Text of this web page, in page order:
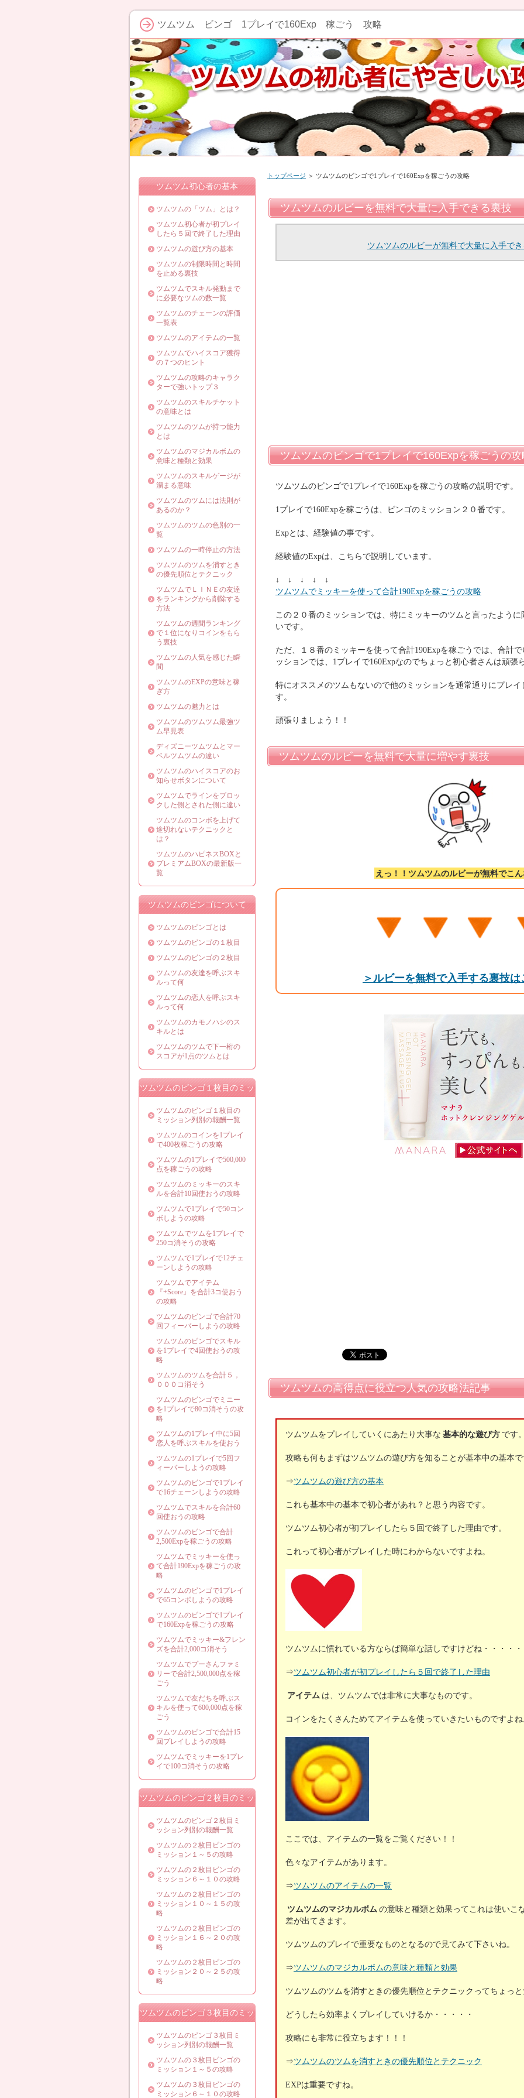
ツムツム ビンゴ 1プレイで160Exp 稼ごう 攻略
トップページ ＞ ツムツムのビンゴで1プレイで160Expを稼ごうの攻略
ツムツムのルビーを無料で大量に入手できる裏技
ツムツムのルビーが無料で大量に入手で
ツムツムのビンゴで1プレイで160Expを稼ごうの攻
ツムツムのビンゴで1プレイで160Expを稼ごうの攻略の説明です。
1プレイで160Expを稼ごうは、ビンゴのミッション２０番です。
Expとは、経験値の事です。
経験値のExpは、こちらで説明しています。
↓ ↓ ↓ ↓ ↓
ツムツムでミッキーを使って合計190Expを稼ごうの攻略
この２０番のミッションでは、特にミッキーのツムと言ったよう
いです。
ただ、１８番のミッキーを使って合計190Expを稼ごうでは、合計
ッションでは、1プレイで160Expなのでちょっと初心者さんは頑張
特にオススメのツムもないので他のミッションを通常通りにプレ
す。
頑張りましょう！！
ツムツムのルビーを無料で大量に増やす裏技
えっ！！ツムツムのルビーが無料でこ
＞ルビーを無料で入手する裏技は
ツムツムの高得点に役立つ人気の攻略法記事
ツムツムをプレイしていくにあたり大事な 基本的な遊び方 です
攻略も何もまずはツムツムの遊び方を知ることが基本中の基本
⇒ツムツムの遊び方の基本
これも基本中の基本で初心者があれ？と思う内容です。
ツムツム初心者が初プレイしたら５回で終了した理由です。
これって初心者がプレイした時にわからないですよね。
ツムツムに慣れている方ならば簡単な話しですけどね・・・・
⇒ツムツム初心者が初プレイしたら５回で終了した理由
アイテム は、ツムツムでは非常に大事なものです。
コインをたくさんためてアイテムを使っていきたいものですよ
ここでは、アイテムの一覧をご覧ください！！
色々なアイテムがあります。
⇒ツムツムのアイテムの一覧
ツムツムのマジカルボム の意味と種類と効果ってこれは使いこ
差が出てきます。
ツムツムのプレイで重要なものとなるので見てみて下さいね。
⇒ツムツムのマジカルボムの意味と種類と効果
ツムツムのツムを消すときの優先順位とテクニックってちょっ
どうしたら効率よくプレイしていけるか・・・・・
攻略にも非常に役立ちます！！！
⇒ツムツムのツムを消すときの優先順位とテクニック
EXPは重要ですね。
ツムツム初心者の基本
ツムツムの「ツム」とは？
ツムツム初心者が初プレイ
したら５回で終了した理由
ツムツムの遊び方の基本
ツムツムの制限時間と時間
を止める裏技
ツムツムでスキル発動まで
に必要なツムの数一覧
ツムツムのチェーンの評価
一覧表
ツムツムのアイテムの一覧
ツムツムでハイスコア獲得
の７つのヒント
ツムツムの攻略のキャラク
ターで強いトップ３
ツムツムのスキルチケット
の意味とは
ツムツムのツムが持つ能力
とは
ツムツムのマジカルボムの
意味と種類と効果
ツムツムのスキルゲージが
溜まる意味
ツムツムのツムには法則が
あるのか？
ツムツムのツムの色別の一
覧
ツムツムの一時停止の方法
ツムツムのツムを消すとき
の優先順位とテクニック
ツムツムでＬＩＮＥの友達
をランキングから削除する
方法
ツムツムの週間ランキング
で１位になりコインをもら
う裏技
ツムツムの人気を感じた瞬
間
ツムツムのEXPの意味と稼
ぎ方
ツムツムの魅力とは
ツムツムのツムツム最強ツ
ム早見表
ディズニーツムツムとマー
ベルツムツムの違い
ツムツムのハイスコアのお
知らせボタンについて
ツムツムでラインをブロッ
クした側とされた側に違い
ツムツムのコンボを上げて
途切れないテクニックと
は？
ツムツムのハピネスBOXと
プレミアムBOXの最新版一
覧
ツムツムのビンゴについて
ツムツムのビンゴとは
ツムツムのビンゴの１枚目
ツムツムのビンゴの２枚目
ツムツムの友達を呼ぶスキ
ルって何
ツムツムの恋人を呼ぶスキ
ルって何
ツムツムのカモノハシのス
キルとは
ツムツムのツムで下一桁の
スコアが1点のツムとは
ツムツムのビンゴ１枚目のミッ
ション攻略法
ツムツムのビンゴ１枚目の
ミッション列別の報酬一覧
ツムツムのコインを1プレイ
で400枚稼ごうの攻略
ツムツムの1プレイで500,000
点を稼ごうの攻略
ツムツムのミッキーのスキ
ルを合計10回使おうの攻略
ツムツムで1プレイで50コン
ボしようの攻略
ツムツムでツムを1プレイで
250コ消そうの攻略
ツムツムで1プレイで12チェ
ーンしようの攻略
ツムツムでアイテム
『+Score』を合計3コ使おう
の攻略
ツムツムのビンゴで合計70
回フィーバーしようの攻略
ツムツムのビンゴでスキル
を1プレイで4回使おうの攻
略
ツムツムのツムを合計５，
０００コ消そう
ツムツムのビンゴでミニー
を1プレイで80コ消そうの攻
略
ツムツムの1プレイ中に5回
恋人を呼ぶスキルを使おう
ツムツムの1プレイで5回フ
ィーバーしようの攻略
ツムツムのビンゴで1プレイ
で16チェーンしようの攻略
ツムツムでスキルを合計60
回使おうの攻略
ツムツムのビンゴで合計
2,500Expを稼ごうの攻略
ツムツムでミッキーを使っ
て合計190Expを稼ごうの攻
略
ツムツムのビンゴで1プレイ
で65コンボしようの攻略
ツムツムのビンゴで1プレイ
で160Expを稼ごうの攻略
ツムツムでミッキー&フレン
ズを合計2,000コ消そう
ツムツムでプーさんファミ
リーで合計2,500,000点を稼
ごう
ツムツムで友だちを呼ぶス
キルを使って600,000点を稼
ごう
ツムツムのビンゴで合計15
回プレイしようの攻略
ツムツムでミッキーを1プレ
イで100コ消そうの攻略
ツムツムのビンゴ２枚目のミッ
ション攻略法
ツムツムのビンゴ２枚目ミ
ッション列別の報酬一覧
ツムツムの２枚目ビンゴの
ミッション１～５の攻略
ツムツムの２枚目ビンゴの
ミッション６～１０の攻略
ツムツムの２枚目ビンゴの
ミッション１０～１５の攻
略
ツムツムの２枚目ビンゴの
ミッション１６～２０の攻
略
ツムツムの２枚目ビンゴの
ミッション２０～２５の攻
略
ツムツムのビンゴ３枚目のミッ
ション攻略
ツムツムのビンゴ３枚目ミ
ッション列別の報酬一覧
ツムツムの３枚目ビンゴの
ミッション１～５の攻略
ツムツムの３枚目ビンゴの
ミッション６～１０の攻略